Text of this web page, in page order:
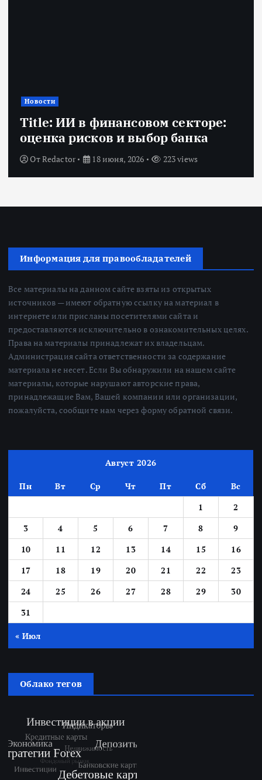
Новости
Title: ИИ в финансовом секторе:
оценка рисков и выбор банка
ОтRedactor 18 июня, 2026 223 views
Информация для правообладателей
Все материалы на данном сайте взяты из открытых
источников — имеют обратную ссылку на материал в
интернете или присланы посетителями сайта и
предоставляются исключительно в ознакомительных целях.
Права на материалы принадлежат их владельцам.
Администрация сайта ответственности за содержание
материала не несет. Если Вы обнаружили на нашем сайте
материалы, которые нарушают авторские права,
принадлежащие Вам, Вашей компании или организации,
пожалуйста, сообщите нам через форму обратной связи.
Август 2026
Пн Вт Ср Чт Пт Сб
Вс
1
2
3
4 5 6 7 8
9
10
11 12 13 14 15
16
17
18 19 20 21 22
23
24
25 26 27 28 29
30
31
« Июл
Облако тегов